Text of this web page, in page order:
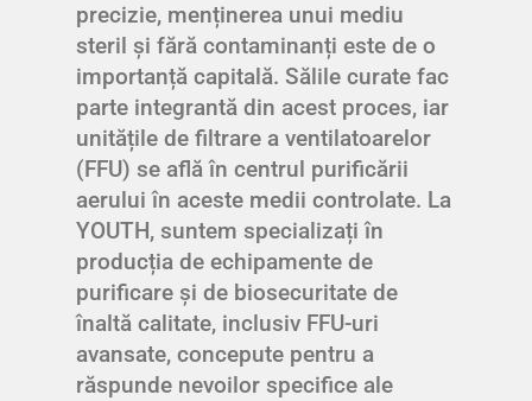
precizie, menținerea unui mediu
steril și fără contaminanți este de o
importanță capitală. Sălile curate fac
parte integrantă din acest proces, iar
unitățile de filtrare a ventilatoarelor
(FFU) se află în centrul purificării
aerului în aceste medii controlate. La
YOUTH, suntem specializați în
producția de echipamente de
purificare și de biosecuritate de
înaltă calitate, inclusiv FFU-uri
avansate, concepute pentru a
răspunde nevoilor specifice ale